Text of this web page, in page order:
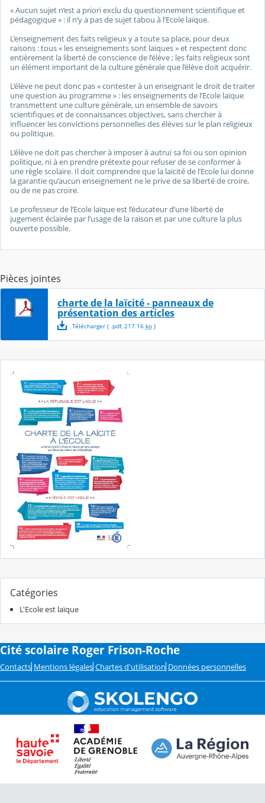
« Aucun sujet n’est a priori exclu du questionnement scientifique et
pédagogique » : il n’y a pas de sujet tabou à l’Ecole laïque.
L’enseignement des faits religieux y a toute sa place, pour deux
raisons : tous « les enseignements sont laïques » et respectent donc
entièrement la liberté de conscience de l’élève ; les faits religieux sont
un élément important de la culture générale que l’élève doit acquérir.
L’élève ne peut donc pas « contester à un enseignant le droit de traiter
une question au programme » : les enseignements de l’Ecole laïque
transmettent une culture générale, un ensemble de savoirs
scientifiques et de connaissances objectives, sans chercher à
influencer les convictions personnelles des élèves sur le plan religieux
ou politique.
L’élève ne doit pas chercher à imposer à autrui sa foi ou son opinion
politique, ni à en prendre prétexte pour refuser de se conformer à
une règle scolaire. Il doit comprendre que la laïcité de l’Ecole lui donne
la garantie qu’aucun enseignement ne le prive de sa liberté de croire,
ou de ne pas croire.
Le professeur de l’Ecole laïque est l’éducateur d’une liberté de
jugement éclairée par l’usage de la raison et par une culture la plus
ouverte possible.
Pièces jointes
charte de la laïcité - panneaux de
présentation des articles
Télécharger( .pdf, 217.16 ko)
Catégories
L'Ecole est laïque
Cité scolaire Roger Frison-Roche
Contacts Mentions légales Chartes d'utilisation Données personnelles